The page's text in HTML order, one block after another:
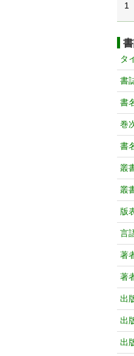
1
タ
書
書
巻
書
叢
叢
版
言
著
著
出
出
出